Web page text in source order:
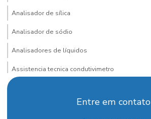
Analisador de sílica
Analisador de sódio
Analisadores de líquidos
Assistencia tecnica condutivimetro
Assistencia tecnica para phmetroEntre em contato